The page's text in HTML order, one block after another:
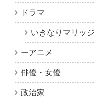
ドラマ
いきなりマリッジ
ーアニメ
俳優・女優
政治家